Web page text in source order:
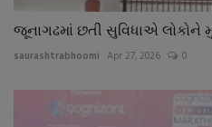
જૂનાગઢમાં છતી સુવિધાએ લોકોને
saurashtrabhoomi Apr 27, 2026 0